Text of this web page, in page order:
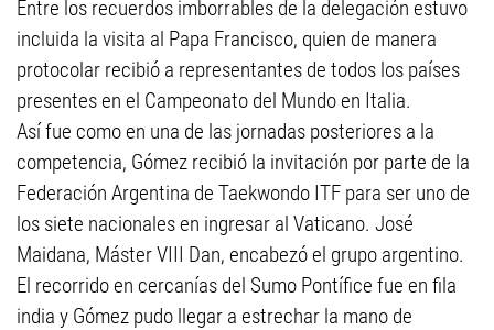
Entre los recuerdos imborrables de la delegación estuvo
incluida la visita al Papa Francisco, quien de manera
protocolar recibió a representantes de todos los países
presentes en el Campeonato del Mundo en Italia.
Así fue como en una de las jornadas posteriores a la
competencia, Gómez recibió la invitación por parte de la
Federación Argentina de Taekwondo ITF para ser uno de
los siete nacionales en ingresar al Vaticano. José
Maidana, Máster VIII Dan, encabezó el grupo argentino.
El recorrido en cercanías del Sumo Pontífice fue en fila
india y Gómez pudo llegar a estrechar la mano de